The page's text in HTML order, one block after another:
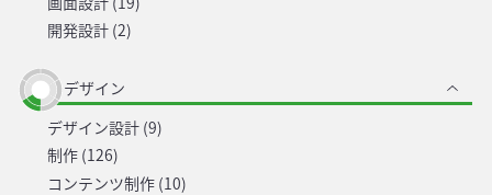
開発設計 (2)
デザイン
デザイン設計 (9)
制作 (126)
コンテンツ制作 (10)